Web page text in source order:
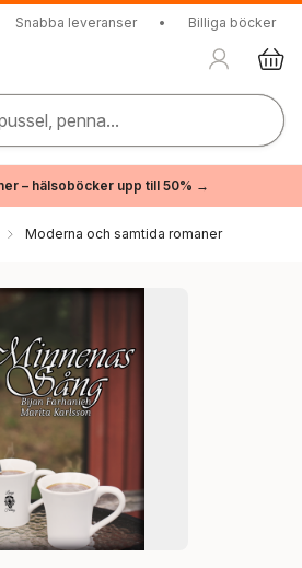
Snabba leveranser • Billiga böcker
penna...
– hälsoböcker upp till 50% →
Moderna och samtida romaner